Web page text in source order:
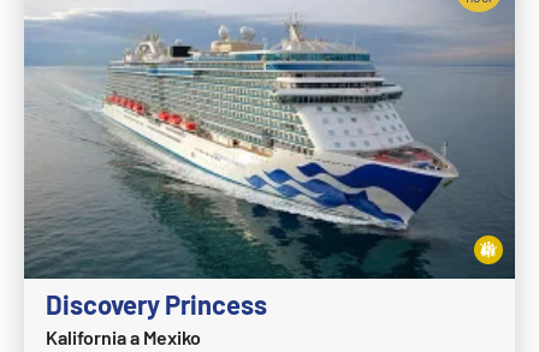
Discovery Princess
Kalifornia a Mexiko